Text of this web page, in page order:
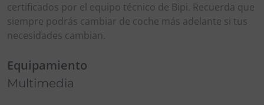
certificados por el equipo técnico de Bipi. Recuerda que
siempre podrás cambiar de coche más adelante si tus
necesidades cambian.
Equipamiento
Multimedia